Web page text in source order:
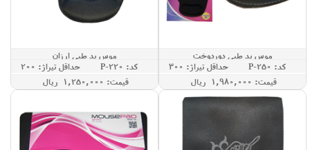
موس پد طبی دوردوخت
کد: P-250
حداقل تيراژ: 300
قيمت: 1,980,000 ريال
موس پد طبی ارزان
کد: P-220
حداقل تيراژ: 200
قيمت: 1,250,000 ريال